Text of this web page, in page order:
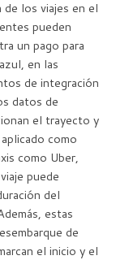
los viajes en el
pueden
un pago para
en las
de integración
datos de
el trayecto y
como
como Uber,
puede
del
estas
de
el inicio y el